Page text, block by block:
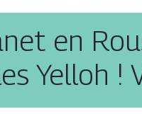
en
Yelloh !